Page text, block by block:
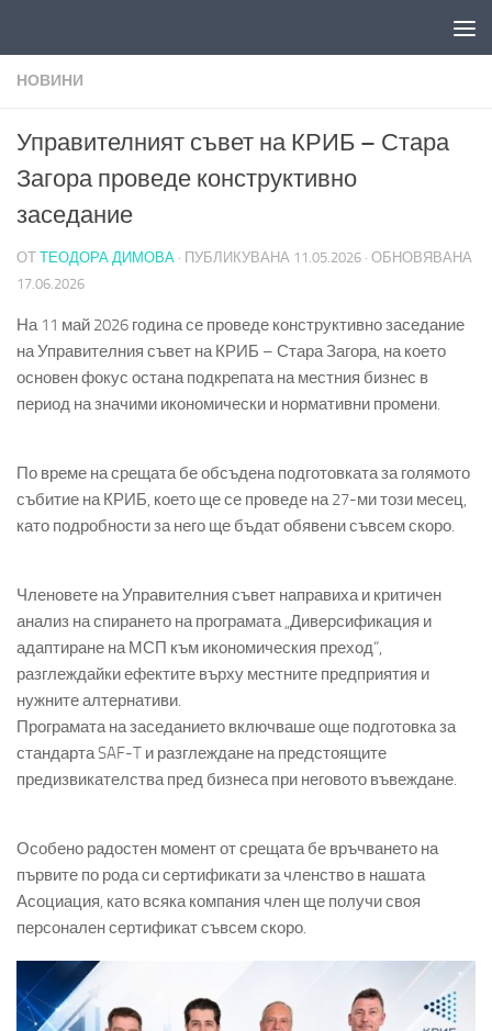
НОВИНИ
Управителният съвет на КРИБ – Стара
Загора проведе конструктивно
заседание
ОТ ТЕОДОРА ДИМОВА · ПУБЛИКУВАНА 11.05.2026 · ОБНОВЯВАНА
17.06.2026
На 11 май 2026 година се проведе конструктивно заседание
на Управителния съвет на КРИБ – Стара Загора, на което
основен фокус остана подкрепата на местния бизнес в
период на значими икономически и нормативни промени.
По време на срещата бе обсъдена подготовката за голямото
събитие на КРИБ, което ще се проведе на 27-ми този месец,
като подробности за него ще бъдат обявени съвсем скоро.
Членовете на Управителния съвет направиха и критичен
анализ на спирането на програмата „Диверсификация и
адаптиране на МСП към икономическия преход“,
разглеждайки ефектите върху местните предприятия и
нужните алтернативи.
Програмата на заседанието включваше още подготовка за
стандарта SAF-T и разглеждане на предстоящите
предизвикателства пред бизнеса при неговото въвеждане.
Особено радостен момент от срещата бе връчването на
първите по рода си сертификати за членство в нашата
Асоциация, като всяка компания член ще получи своя
персонален сертификат съвсем скоро.